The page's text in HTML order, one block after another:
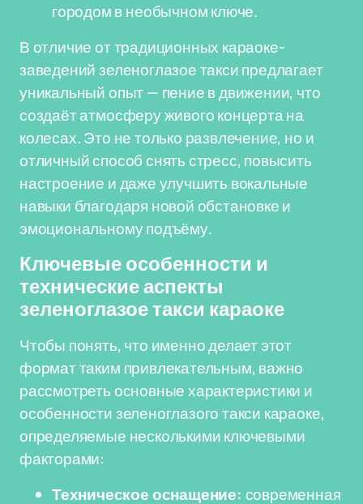
городом в необычном ключе.
В отличие от традиционных караоке-
заведений зеленоглазое такси предлагает
уникальный опыт — пение в движении, что
создаёт атмосферу живого концерта на
колесах. Это не только развлечение, но и
отличный способ снять стресс, повысить
настроение и даже улучшить вокальные
навыки благодаря новой обстановке и
эмоциональному подъёму.
Ключевые особенности и
технические аспекты
зеленоглазое такси караоке
Чтобы понять, что именно делает этот
формат таким привлекательным, важно
рассмотреть основные характеристики и
особенности зеленоглазого такси караоке,
определяемые несколькими ключевыми
факторами:
Техническое оснащение: современная